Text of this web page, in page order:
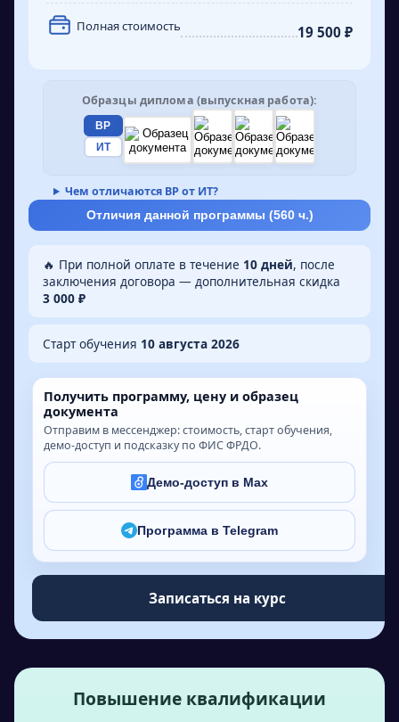
чрезвычайных ситуациях.
Полная стоимость 19 500 ₽
Образцы диплома (выпускная работа):
ВР
ИТ
Чем отличаются ВР от ИТ?
Отличия данной программы (560ч.)
🔥 При полной оплате в течение 10 дней, после
заключения договора — дополнительная скидка
3 000 ₽
Старт обучения 10 августа 2026
Получить программу, цену и образец
документа
Отправим в мессенджер: стоимость, старт обучения,
демо-доступ и подсказку по ФИС ФРДО.
Демо-доступ в Max
Программа в Telegram
Записаться на курс
Повышение квалификации